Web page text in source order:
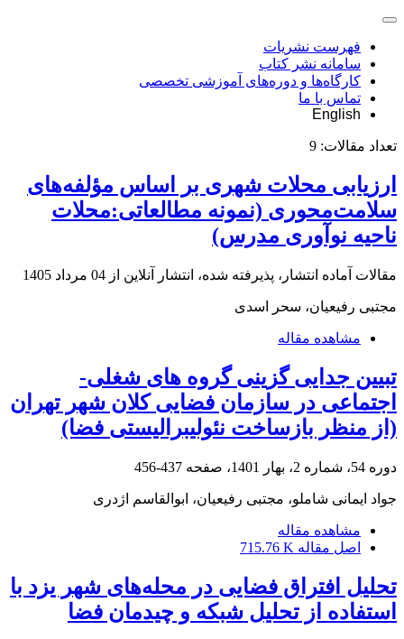
فهرست نشریات
سامانه نشر کتاب
کارگاه‌ها و دوره‌های آموزشی تخصصی
تماس با ما
English
تعداد مقالات: 9
ارزیابی محلات شهری بر اساس مؤلفه‌های
سلامت‌محوری (نمونه مطالعاتی:محلات
ناحیه نوآوری مدرس)
مقالات آماده انتشار، پذیرفته شده، انتشار آنلاین از 04 مرداد 1405
مجتبی رفیعیان، سحر اسدی
مشاهده مقاله
تبیین جدایی‏ گزینی گروه ‏های شغلی-
اجتماعی در سازمان فضایی کلان ‏شهر تهران
(از منظر بازساخت نئولیبرالیستی فضا)
دوره 54، شماره 2، بهار 1401، صفحه 437-456
جواد ایمانی شاملو، مجتبی رفیعیان، ابوالقاسم اژدری
مشاهده مقاله
اصل مقاله 715.76 K
تحلیل افتراق فضایی در محله‌‌های شهر یزد با
استفاده از تحلیل شبکه و چیدمان فضا